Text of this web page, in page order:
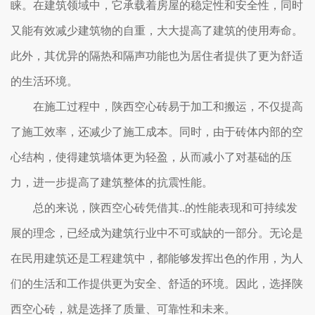
睐。在建筑领域中，它承载着房屋的稳定性和安全性，同时
又能有效减少建筑物的自重，大大提高了建筑的使用寿命。
此外，其优异的隔热和隔声功能也为居住者提供了更为舒适
的生活环境。
在施工过程中，陕西空心砖易于加工和搬运，不仅提高
了施工效率，还减少了施工成本。同时，由于砖体内部的空
心结构，使得建筑墙体更为轻盈，从而减小了对基础的压
力，进一步提高了建筑整体的抗震性能。
总的来说，陕西空心砖凭借其..的性能表现和可持续发
展的理念，已经成为建筑行业中不可或缺的一部分。无论是
在民用建筑还是工程建筑中，都能够发挥出色的作用，为人
们的生活和工作提供更为安全、舒适的环境。因此，选择陕
西空心砖，就是选择了质量、可靠性和未来。